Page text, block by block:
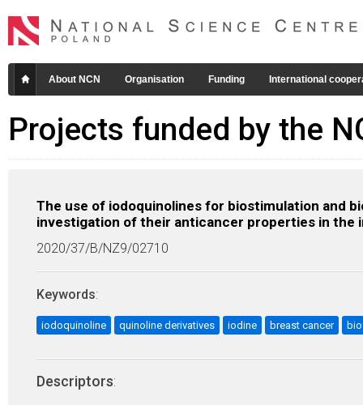
About NCN Organisation Funding International
Projects funded by the
The use of iodoquinolines for biostimulation and
investigation of their anticancer properties in the
2020/37/B/NZ9/02710
Keywords:
iodoquinoline quinoline derivatives iodine breast cancer
Descriptors: